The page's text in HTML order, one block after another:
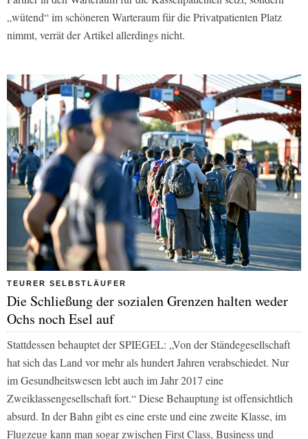
„wütend“ im schöneren Warteraum für die Privatpatienten Platz
nimmt, verrät der Artikel allerdings nicht.
TEURER SELBSTLÄUFER
Die Schließung der sozialen Grenzen halten weder
Ochs noch Esel auf
Stattdessen behauptet der SPIEGEL: „Von der Ständegesellschaft
hat sich das Land vor mehr als hundert Jahren verabschiedet. Nur
im Gesundheitswesen lebt auch im Jahr 2017 eine
Zweiklassengesellschaft fort.“ Diese Behauptung ist offensichtlich
absurd. In der Bahn gibt es eine erste und eine zweite Klasse, im
Flugzeug kann man sogar zwischen First Class, Business und